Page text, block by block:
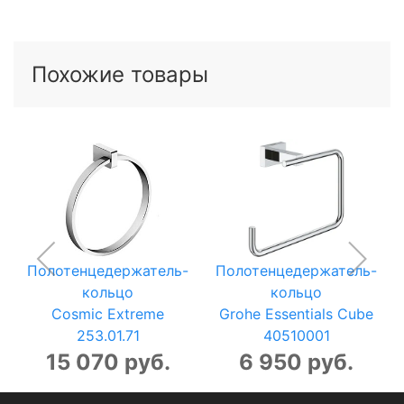
Похожие товары
Полотенцедержатель-
кольцо
Cosmic Extreme
253.01.71
15 070 руб.
Полотенцедержатель-
кольцо
Grohe Essentials Cube
40510001
6 950 руб.